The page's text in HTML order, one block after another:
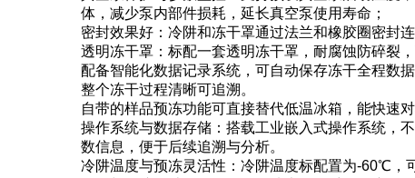
体，减少泵内部件损耗，延长真空泵使用寿命；
密封效果好：冷阱和冻干罩通过法兰和橡胶圈密封连
透明冻干罩：标配一套透明冻干罩，耐腐蚀防碎裂
配备智能化数据记录系统，可自动保存冻干全程数
整个冻干过程清晰可追溯。
自带的样品预冻功能可直接替代低温冰箱，能快速
操作系统与数据存储：搭载工业嵌入式操作系统，
数信息，便于后续追溯与分析。
冷阱温度与预冻灵活性：冷阱温度标配置为-60℃，